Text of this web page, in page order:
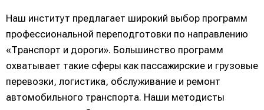
Наш институт предлагает широкий выбор программ
профессиональной переподготовки по направлению
«Транспорт и дороги». Большинство программ
охватывает такие сферы как пассажирские и грузовые
перевозки, логистика, обслуживание и ремонт
автомобильного транспорта. Наши методисты